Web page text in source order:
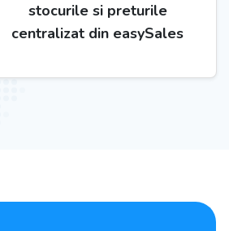
stocurile si preturile
centralizat din easySales